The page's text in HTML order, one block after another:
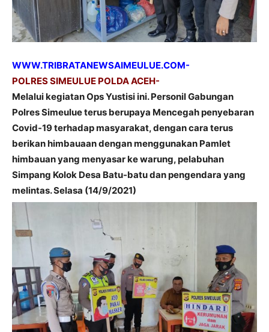
WWW.TRIBRATANEWSAIMEULUE.COM-
POLRES SIMEULUE POLDA ACEH-
Melalui kegiatan Ops Yustisi ini. Personil Gabungan
Polres Simeulue terus berupaya Mencegah penyebaran
Covid-19 terhadap masyarakat, dengan cara terus
berikan himbauaan dengan menggunakan Pamlet
himbauan yang menyasar ke warung, pelabuhan
Simpang Kolok Desa Batu-batu dan pengendara yang
melintas. Selasa (14/9/2021)